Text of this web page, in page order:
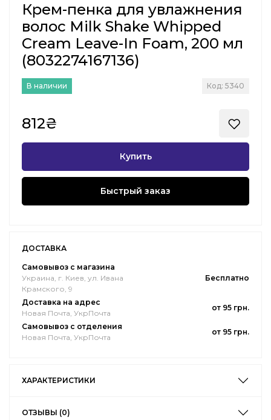
Крем-пенка для увлажнения
волос Milk Shake Whipped
Cream Leave-In Foam, 200 мл
(8032274167136)
В наличии Код: 5340
812₴
Купить
Быстрый заказ
ДОСТАВКА
Самовывоз с магазина
Украина, г. Киев, ул. Ивана
Крамского, 9
Бесплатно
Доставка на адрес
Новая Почта, УкрПочта
от 95 грн.
Самовывоз с отделения
Новая Почта, УкрПочта
от 95 грн.
ХАРАКТЕРИСТИКИ
ОТЗЫВЫ (0)